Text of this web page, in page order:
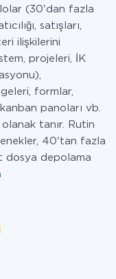
(30'dan fazla
satışları,
ilişkilerini
projeleri, İK
formlar,
panoları vb.
tanır. Rutin
40'tan fazla
dosya depolama